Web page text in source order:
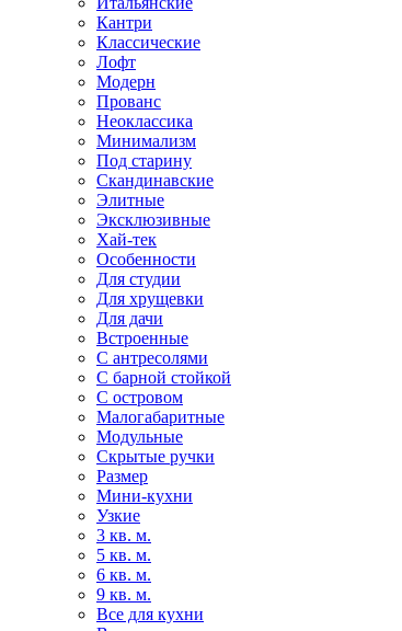
Кантри
Классические
Лофт
Модерн
Прованс
Неоклассика
Минимализм
Под старину
Скандинавские
Элитные
Эксклюзивные
Хай-тек
Особенности
Для студии
Для хрущевки
Для дачи
Встроенные
С антресолями
С барной стойкой
С островом
Малогабаритные
Модульные
Скрытые ручки
Размер
Мини-кухни
Узкие
3 кв. м.
5 кв. м.
6 кв. м.
9 кв. м.
Все для кухни